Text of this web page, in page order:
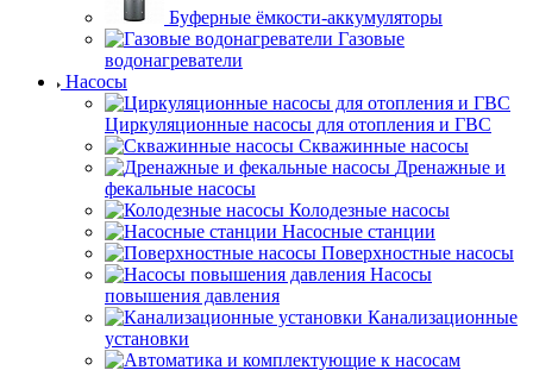
Буферные ёмкости-аккумуляторы
Газовые
водонагреватели
Насосы
Циркуляционные насосы для отопления и ГВС
Скважинные насосы
Дренажные и
фекальные насосы
Колодезные насосы
Насосные станции
Поверхностные насосы
Насосы
повышения давления
Канализационные
установки